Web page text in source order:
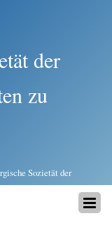
der
zu
Sozietät der